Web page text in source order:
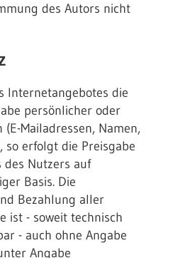
des Autors nicht
Internetangebotes die
persönlicher oder
Mailadressen, Namen,
so erfolgt die Preisgabe
des Nutzers auf
Basis. Die
Bezahlung aller
ist - soweit technisch
- auch ohne Angabe
Angabe